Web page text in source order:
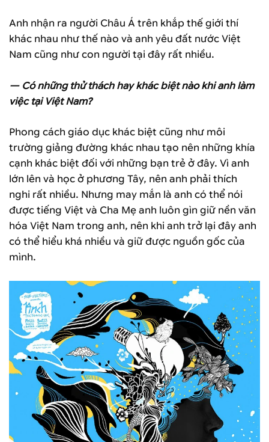
Anh nhận ra người Châu Á trên khắp thế giới thí
khác nhau như thế nào và anh yêu đất nước Việt
Nam cũng như con người tại đây rất nhiều.
— Có những thử thách hay khác biệt nào khi anh làm
việc tại Việt Nam?
Phong cách giáo dục khác biệt cũng như môi
trường giảng đường khác nhau tạo nên những khía
cạnh khác biệt đối với những bạn trẻ ở đây. Vì anh
lớn lên và học ở phương Tây, nên anh phải thích
nghi rất nhiều. Nhưng may mắn là anh có thể nói
được tiếng Việt và Cha Mẹ anh luôn gìn giữ nền văn
hóa Việt Nam trong anh, nên khi anh trở lại đây anh
có thể hiểu khá nhiều và giữ được nguồn gốc của
mình.